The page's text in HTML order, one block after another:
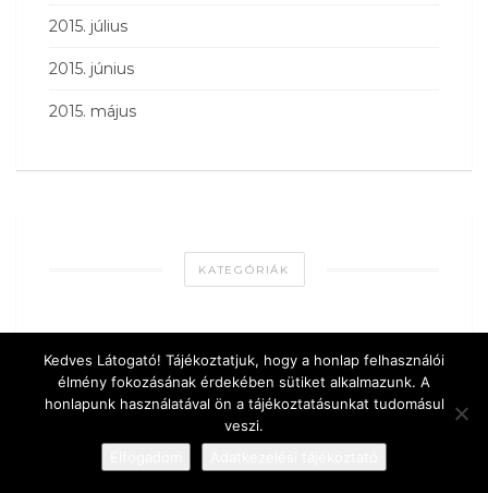
2015. július
2015. június
2015. május
KATEGÓRIÁK
átalakítás Bútorfestés csillár csináld magad
dekoráció design DIY dohányzóasztal
Kedves Látogató! Tájékoztatjuk, hogy a honlap felhasználói
élmény fokozásának érdekében sütiket alkalmazunk. A
honlapunk használatával ön a tájékoztatásunkat tudomásul
veszi.